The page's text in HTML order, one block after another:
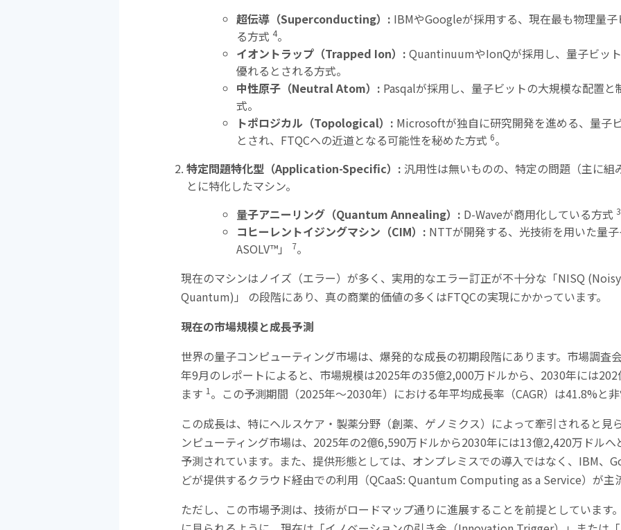
超伝導（Superconducting） : IBMやGoogleが採用する、現在最も物理量
る方式 4。
イオントラップ（Trapped Ion） : QuantinuumやIonQが採用し、量子ビッ
優れるとされる方式。
中性原子（Neutral Atom） : Pasqalが採用し、量子ビットの大規模な配置
式。
トポロジカル（Topological） : Microsoftが独自に研究開発を進める、量子
とされ、 FTQCへの近道となる可能性を秘めた方式 6。
特定問題特化型（Application-Specific） : 汎用性は無いものの、特定の問題（主に組
とに特化したマシン。
量子アニーリング（Quantum Annealing） : D-Waveが商用化している方式 3
コヒーレントイジングマシン（CIM） : NTTが開発する、光技術を用いた量
ASOLV™」 7。
現在のマシンはノイズ（エラー）が多く、実用的なエラー訂正が不十分な「NISQ
Quantum) 」 の段階にあり、真の商業的価値の多くはFTQCの実現にかかっています。
現在の市場規模と成長予測
世界の量子コンピューティング市場は、爆発的な成長の初期段階にあります。市場調査
年9月のレポートによると、市場規模は2025年の35億2,000万ドルから、 2030年には202
ます 1 。この予測期間（2025年～2030年）における年平均成長率（CAGR）は41.8%と
この成長は、特にヘルスケア・製薬分野（創薬、ゲノミクス）によって牽引されると見
ンピューティング市場は、 2025年の2億6,590万ドルから2030年には13億2,420万ドルへ
予測されています。また、提供形態としては、オンプレミスでの導入ではなく、 IBM、
どが提供するクラウド経由での利用（QCaaS: Quantum Computing as a Service）が主
ただし、この市場予測は、技術がロードマップ通りに進展することを前提としています。